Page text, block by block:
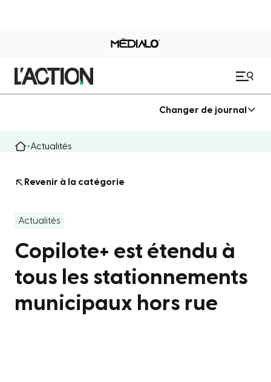
Changer de journal
Actualités
Revenir à la catégorie
Actualités
Copilote+ est étendu à
tous les stationnements
municipaux hors rue